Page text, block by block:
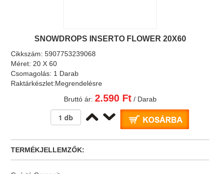
SNOWDROPS INSERTO FLOWER 20X60
Cikkszám:5907753239068
Méret: 20 X 60
Csomagolás: 1 Darab
Raktárkészlet:Megrendelésre
Bruttó ár: 2.590 Ft/ Darab
TERMÉKJELLEMZŐK: